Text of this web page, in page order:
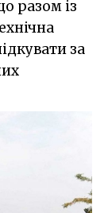
разом із
за